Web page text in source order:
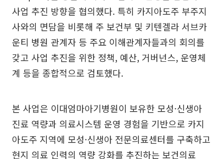
사업 추진 방향을 협의했다. 특히 카지아도주 부주지
사와의 면담을 비롯해 주 보건부 및 키텐겔라 서브카
운티 병원 관계자 등 주요 이해관계자들과의 회의를
갖고 사업 추진을 위한 정책, 예산, 거버넌스, 운영체
계 등을 종합적으로 검토했다.
본 사업은 이대엄마아기병원이 보유한 모성·신생아
진료 역량과 의료시스템 운영 경험을 기반으로 카지
아도주 지역에 모성·신생아 전문의료센터를 구축하고
현지 의료 인력의 역량 강화를 추진하는 보건의료